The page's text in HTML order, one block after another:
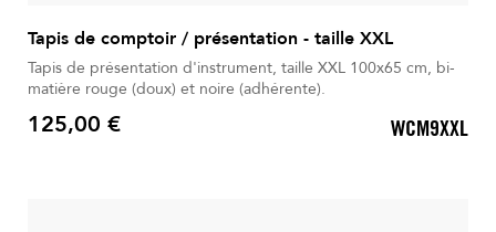
Tapis de comptoir / présentation - taille XXL
Tapis de présentation d'instrument, taille XXL 100x65 cm, bi-
matière rouge (doux) et noire (adhérente).
Prix
125,00 € WCM9XXL